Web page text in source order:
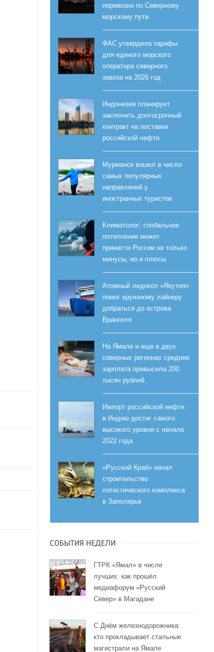
перевозки по Северному
морскому пути
ФАС утвердила тарифы
для единого морского
оператора северного
завоза на 2026 год
Индонезия планирует
заключить долгосрочный
контракт на поставки
российской нефти
Мурманск вошел в число
самых популярных
направлений у
иностранных туристов
Климатолог: глобальное
потепление может
принести России не только
минусы, но и плюсы
Атомный ледокол «Якутия»
помог круизному лайнеру
добраться до острова
Врангеля
На Ямале и еще в двух
северных регионах средняя
зарплата превысила 200
тысяч рублей
Импорт российской нефти
в Индию достиг самого
высокого уровня с начала
2022 года
«Русский Краб» начал
строительство
логистического комплекса
в Заполярье
СОБЫТИЯ НЕДЕЛИ
ГТРК «Ямал» в числе
лучших: как прошёл
медиафорум «Русский
Север» в Магадане
С Днём железнодорожника:
кто прокладывает стальные
магистрали на Ямале